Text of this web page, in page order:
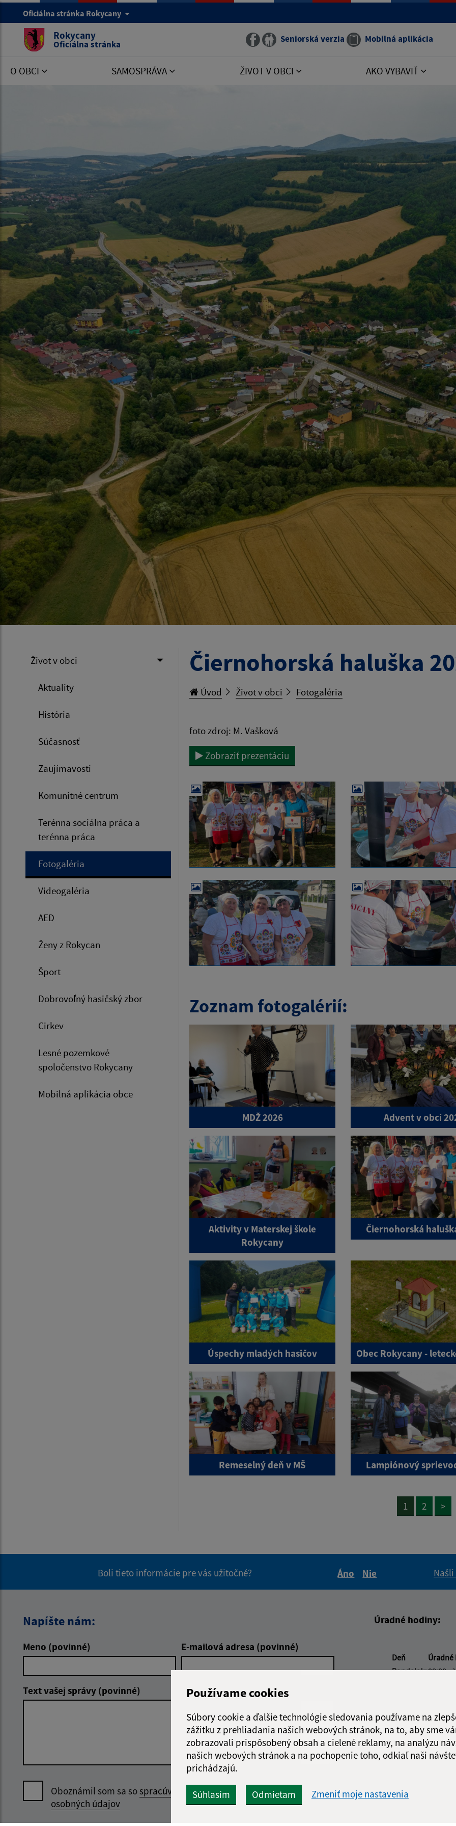
Používame cookies
Súbory cookie a ďalšie technológie sledovania používame na
zážitku z prehliadania našich webových stránok, na to, aby sme
zobrazovali prispôsobený obsah a cielené reklamy, na analýzu
našich webových stránok a na pochopenie toho, odkiaľ naši
prichádzajú.
Súhlasím Odmietam Zmeniť moje nastavenia
Oficiálna stránka Rokycany
Rokycany
Oficiálna stránka Seniorská verzia Mobilná aplikácia
O OBCI SAMOSPRÁVA ŽIVOT V OBCI AKO VYBAVIŤ
Život v obci
Aktuality
História
Súčasnosť
Zaujímavosti
Komunitné centrum
Terénna sociálna práca a
terénna práca
Fotogaléria
Videogaléria
AED
Ženy z Rokycan
Šport
Dobrovoľný hasičský zbor
Cirkev
Lesné pozemkové
spoločenstvo Rokycany
Mobilná aplikácia obce
Čiernohorská haluška
Úvod Život v obci Fotogaléria
foto zdroj: M. Vašková
Zobraziť prezentáciu
Zoznam fotogalérií:
MDŽ 2026 Advent v obci
Aktivity v Materskej škole
Rokycany
Čiernohorská
Úspechy mladých hasičov Obec Rokycany -
Remeselný deň v MŠ Lampiónový
1 2 >
Boli tieto informácie pre vás užitočné?
Áno
Nie
Napíšte nám:
Meno (povinné) E-mailová adresa (povinné)
Text vašej správy (povinné)
Oboznámil som sa sospracúvaním
osobných údajov
Google reCaptcha Response
Odoslať správu
Úradné hodiny:
Deň
Pondelok:08:00 -
Piatok:
08:00 -